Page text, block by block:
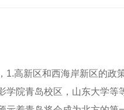
1.高新区和西海岸新区的政
学院青岛校区，山东大学